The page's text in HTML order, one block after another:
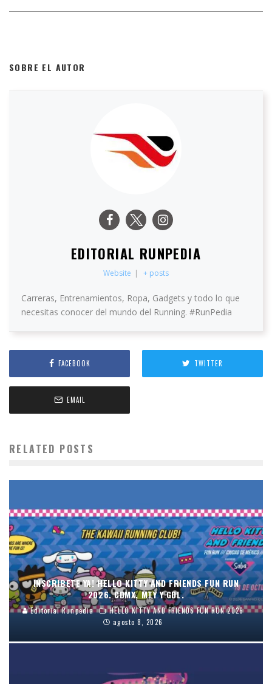
SOBRE EL AUTOR
EDITORIAL RUNPEDIA
Website | + posts
Carreras, Entrenamientos, Ropa, Gadgets y todo lo que
necesitas conocer del mundo del Running. #RunPedia
FACEBOOK TWITTER
EMAIL
RELATED POSTS
INSCRIBETE YA! HELLO KITTY AND FRIENDS FUN RUN
2026. CDMX, MTY Y GDL.
Editorial Runpedia
HELLO KITTY AND FRIENDS FUN RUN 2026
agosto 8, 2026